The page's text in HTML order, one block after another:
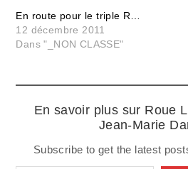
En route pour le triple R…
12 décembre 2011
Dans "_NON CLASSE"
En savoir plus sur Roue
Jean-Marie
Subscribe to get the latest
Saisissez votre adresse e-mail…